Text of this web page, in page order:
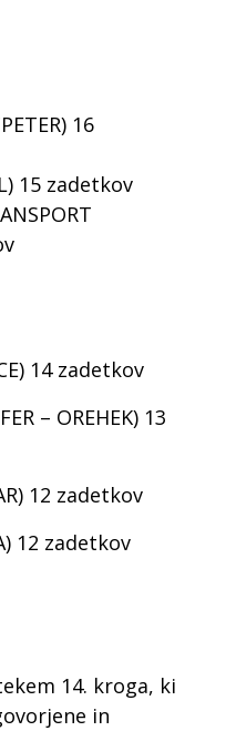
16
15 zadetkov
14 zadetkov
– OREHEK) 13
12 zadetkov
12 zadetkov
14. kroga, ki
in